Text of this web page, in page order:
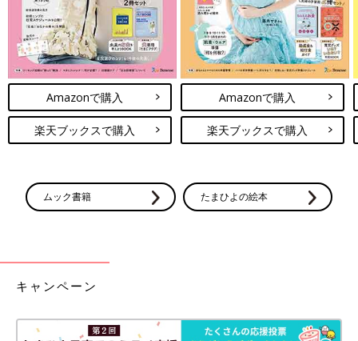
Amazonで購入
楽天ブックスで購入
Amazonで購入
楽天ブックスで購入
ムック書籍 たまひよの絵本
キャンペーン